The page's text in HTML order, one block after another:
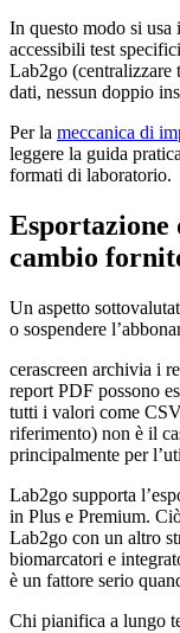
In questo modo si usa
accessibili test
Lab2go (centralizzare
dati, nessun doppio
Per la meccanica di
leggere la guida
formati di laboratorio.
Esportazione
cambio
Un aspetto
o sospendere
cerascreen archivia i
report PDF possono
tutti i valori come
riferimento) non è il
principalmente per
Lab2go supporta
in Plus e Premium.
Lab2go con un altro
biomarcatori e
è un fattore serio
Chi pianifica a lungo